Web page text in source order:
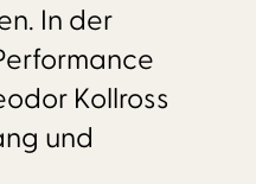
In der
Kollross
und